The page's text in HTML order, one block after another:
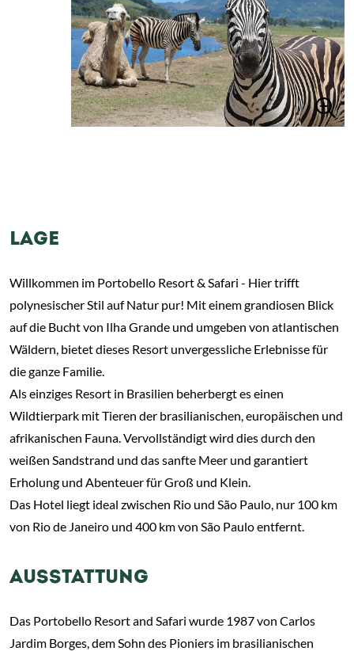
LAGE
Willkommen im Portobello Resort & Safari - Hier trifft
polynesischer Stil auf Natur pur! Mit einem grandiosen Blick
auf die Bucht von Ilha Grande und umgeben von atlantischen
Wäldern, bietet dieses Resort unvergessliche Erlebnisse für
die ganze Familie.
Als einziges Resort in Brasilien beherbergt es einen
Wildtierpark mit Tieren der brasilianischen, europäischen und
afrikanischen Fauna. Vervollständigt wird dies durch den
weißen Sandstrand und das sanfte Meer und garantiert
Erholung und Abenteuer für Groß und Klein.
Das Hotel liegt ideal zwischen Rio und São Paulo, nur 100 km
von Rio de Janeiro und 400 km von São Paulo entfernt.
AUSSTATTUNG
Das Portobello Resort and Safari wurde 1987 von Carlos
Jardim Borges, dem Sohn des Pioniers im brasilianischen